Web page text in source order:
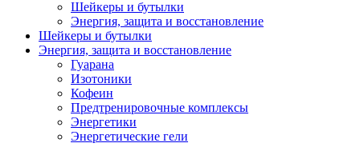
Шейкеры и бутылки
Энергия, защита и восстановление
Шейкеры и бутылки
Энергия, защита и восстановление
Гуарана
Изотоники
Кофеин
Предтренировочные комплексы
Энергетики
Энергетические гели